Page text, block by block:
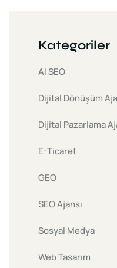
Kategoriler
AI SEO
Dijital Dönüşüm
Dijital Pazarlama
E-Ticaret
GEO
SEO Ajansı
Sosyal Medya
Web Tasarım